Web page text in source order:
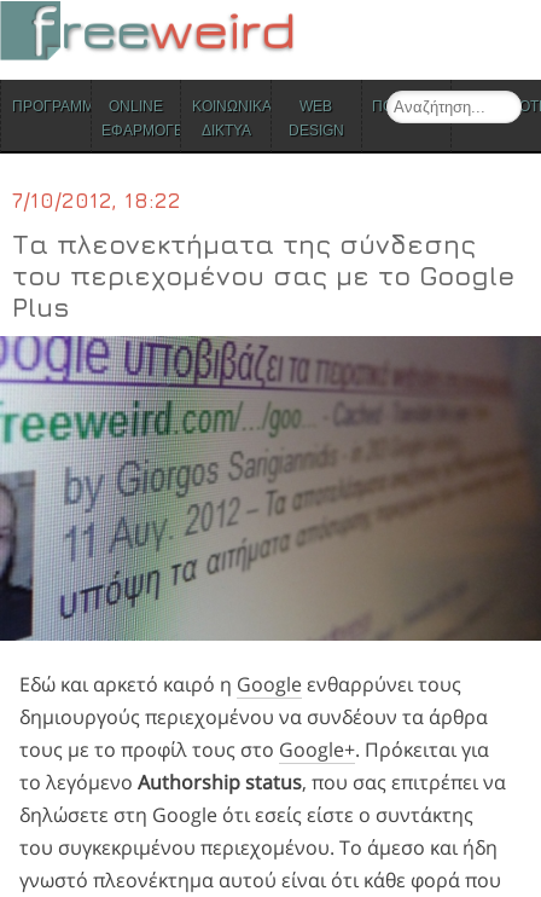
Search
Skip to content
ΠΡΟΓΡΑΜΜΑΤΑONLINE
ΕΦΑΡΜΟΓΕΣ
ΚΟΙΝΩΝΙΚΑ
ΔΙΚΤΥΑ
WEB
DESIGN
ΠΟΛΙΤΙΣΜΟΣ
7/10/2012, 18:22
Τα πλεονεκτήματα της σύνδεσης
του περιεχομένου σας με το Google
Plus
Εδώ και αρκετό καιρό η Googleενθαρρύνει τους
δημιουργούς περιεχομένου να συνδέουν τα άρθρα
τους με το προφίλ τους στο Google+. Πρόκειται για
το λεγόμενο Authorship status, που σας επιτρέπει να
δηλώσετε στη Google ότι εσείς είστε ο συντάκτης
του συγκεκριμένου περιεχομένου. Το άμεσο και ήδη
γνωστό πλεονέκτημα αυτού είναι ότι κάθε φορά που